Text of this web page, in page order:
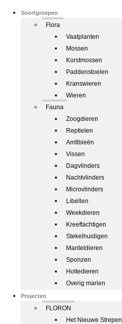
Soortgroepen
Flora
Vaatplanten
Mossen
Korstmossen
Paddenstoelen
Kranswieren
Wieren
Fauna
Zoogdieren
Reptielen
Amfibieën
Vissen
Dagvlinders
Nachtvlinders
Microvlinders
Libellen
Weekdieren
Kreeftachtigen
Stekelhuidigen
Manteldieren
Sponzen
Holtedieren
Overig marien
Projecten
FLORON
Het Nieuwe Strepen